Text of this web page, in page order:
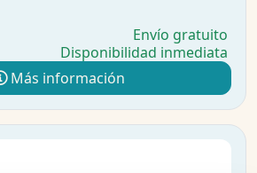
Envío gratuito
Disponibilidad inmediata
Más información